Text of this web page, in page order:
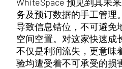
务及预订数据的手工管理
导致信息错位，不可避免
空间空置。对这家快速成
不仅是利润流失，更意味
验均遭受着不可承受的损